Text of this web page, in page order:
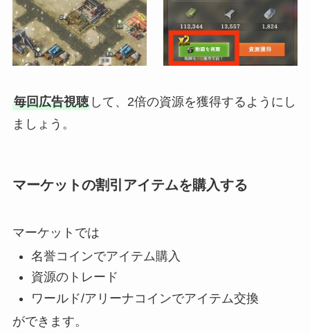
毎回広告視聴して、2倍の資源を獲得するようにし
ましょう。
マーケットの割引アイテムを購入する
マーケットでは
名誉コインでアイテム購入
資源のトレード
ワールド/アリーナコインでアイテム交換
ができます。